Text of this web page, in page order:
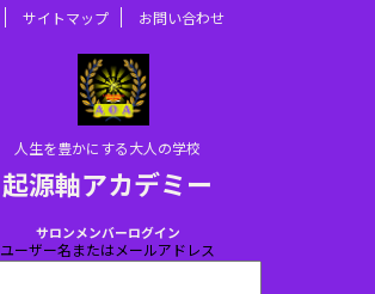
サイトマップ お問い合わせ
人生を豊かにする大人の学校
起源軸アカデミー
サロンメンバーログイン
ユーザー名またはメールアドレス